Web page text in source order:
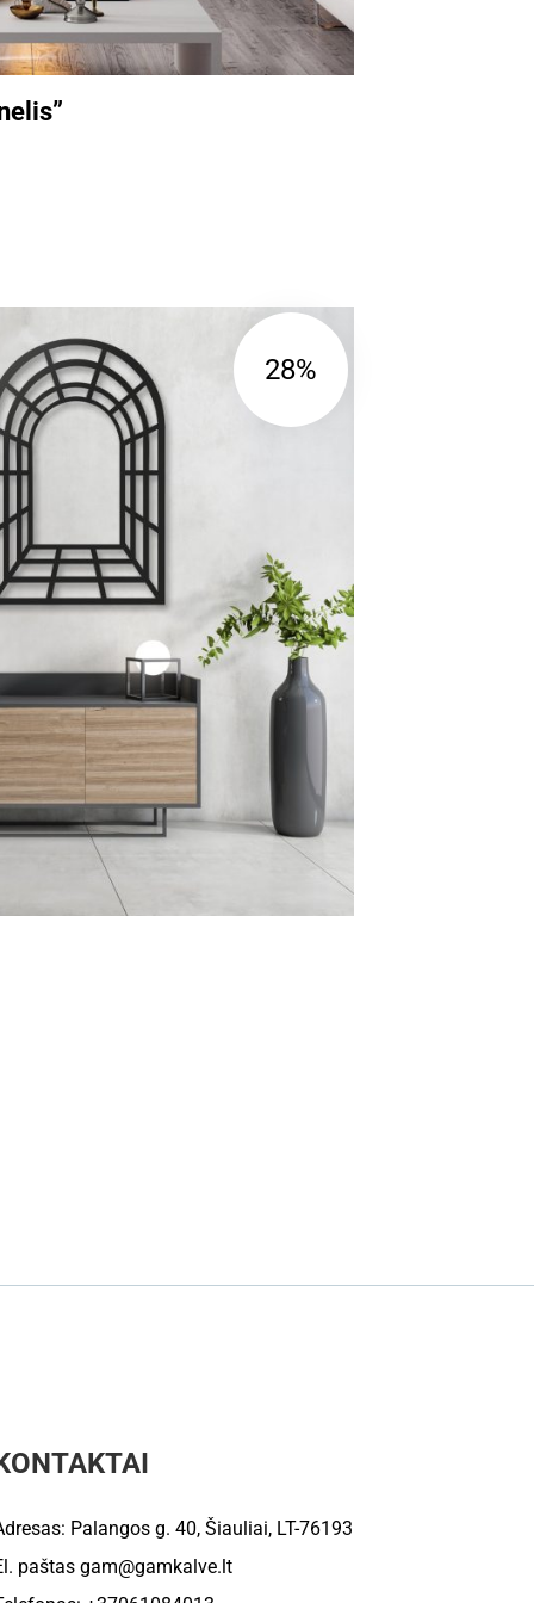
28%
Palangos g. 40, Šiauliai, LT-76193
paštasgam@gamkalve.lt